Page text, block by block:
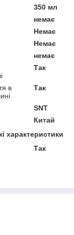
350 мл
немає
Немає
Немає
немає
Так
в
Так
SNT
Китай
характеристики
Так